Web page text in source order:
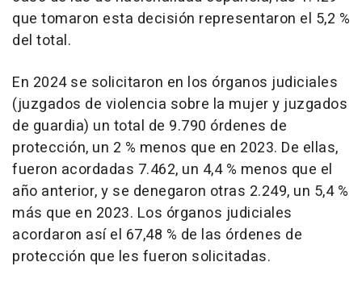
que tomaron esta decisión representaron el 5,2 %
del total.
En 2024 se solicitaron en los órganos judiciales
(juzgados de violencia sobre la mujer y juzgados
de guardia) un total de 9.790 órdenes de
protección, un 2 % menos que en 2023. De ellas,
fueron acordadas 7.462, un 4,4 % menos que el
año anterior, y se denegaron otras 2.249, un 5,4 %
más que en 2023. Los órganos judiciales
acordaron así el 67,48 % de las órdenes de
protección que les fueron solicitadas.